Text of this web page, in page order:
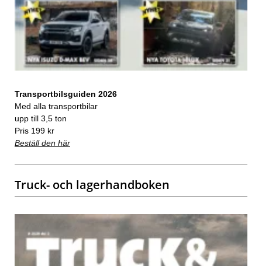
Transportbilsguiden 2026
Med alla transportbilar
upp till 3,5 ton
Pris 199 kr
Beställ den här
Truck- och lagerhandboken